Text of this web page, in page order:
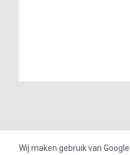
Wij maken gebruik van